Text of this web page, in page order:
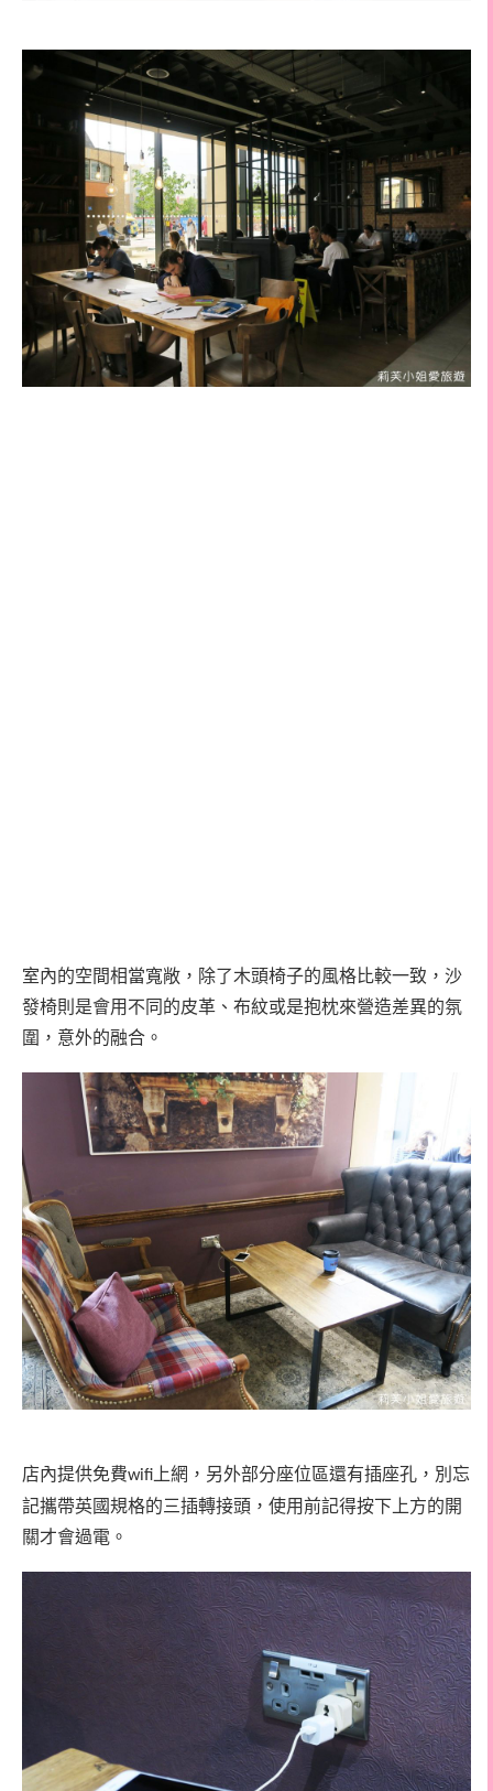
室內的空間相當寬敞，除了木頭椅子的風格比較一致，沙
發椅則是會用不同的皮革、布紋或是抱枕來營造差異的氛
圍，意外的融合。
店內提供免費wifi 上網，另外部分座位區還有插座孔，別忘
記攜帶英國規格的三插轉接頭，使用前記得按下上方的開
關才會過電。